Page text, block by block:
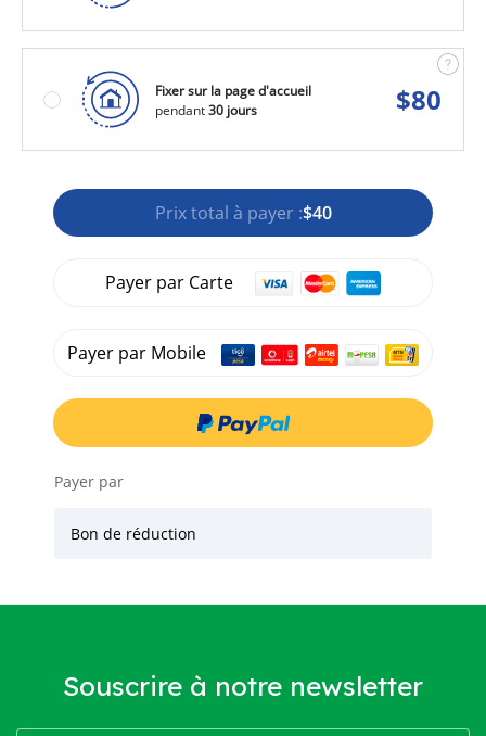
Fixer sur la page d'accueil
pendant30 jours $80
Prix total à payer :$40
Payer par Carte
Payer par Mobile
Payer par
Bon de réduction
Souscrire à notre newsletter